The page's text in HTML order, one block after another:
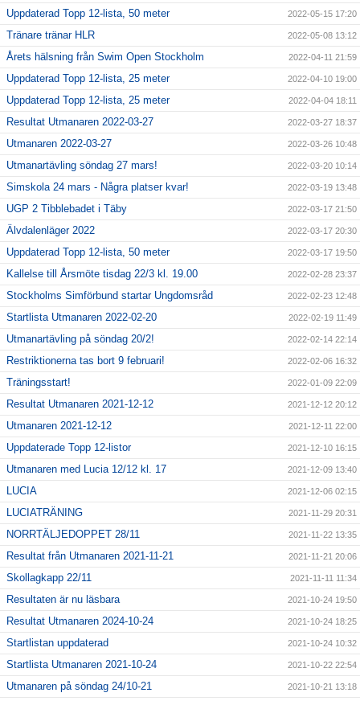
Uppdaterad Topp 12-lista, 50 meter 2022-05-15 17:20
Tränare tränar HLR 2022-05-08 13:12
Årets hälsning från Swim Open Stockholm 2022-04-11 21:59
Uppdaterad Topp 12-lista, 25 meter 2022-04-10 19:00
Uppdaterad Topp 12-lista, 25 meter 2022-04-04 18:11
Resultat Utmanaren 2022-03-27 2022-03-27 18:37
Utmanaren 2022-03-27 2022-03-26 10:48
Utmanartävling söndag 27 mars! 2022-03-20 10:14
Simskola 24 mars - Några platser kvar! 2022-03-19 13:48
UGP 2 Tibblebadet i Täby 2022-03-17 21:50
Älvdalenläger 2022 2022-03-17 20:30
Uppdaterad Topp 12-lista, 50 meter 2022-03-17 19:50
Kallelse till Årsmöte tisdag 22/3 kl. 19.00 2022-02-28 23:37
Stockholms Simförbund startar Ungdomsråd 2022-02-23 12:48
Startlista Utmanaren 2022-02-20 2022-02-19 11:49
Utmanartävling på söndag 20/2! 2022-02-14 22:14
Restriktionerna tas bort 9 februari! 2022-02-06 16:32
Träningsstart! 2022-01-09 22:09
Resultat Utmanaren 2021-12-12 2021-12-12 20:12
Utmanaren 2021-12-12 2021-12-11 22:00
Uppdaterade Topp 12-listor 2021-12-10 16:15
Utmanaren med Lucia 12/12 kl. 17 2021-12-09 13:40
LUCIA 2021-12-06 02:15
LUCIATRÄNING 2021-11-29 20:31
NORRTÄLJEDOPPET 28/11 2021-11-22 13:35
Resultat från Utmanaren 2021-11-21 2021-11-21 20:06
Skollagkapp 22/11 2021-11-11 11:34
Resultaten är nu läsbara 2021-10-24 19:50
Resultat Utmanaren 2024-10-24 2021-10-24 18:25
Startlistan uppdaterad 2021-10-24 10:32
Startlista Utmanaren 2021-10-24 2021-10-22 22:54
Utmanaren på söndag 24/10-21 2021-10-21 13:18